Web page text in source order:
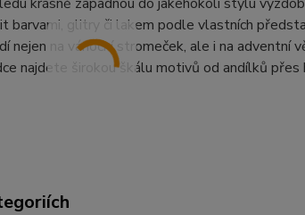
barvami, glitry či lakem podle vlastních
nejen na vánoční stromeček, ale i na adventní
najdete širokou škálu motivů od andílků